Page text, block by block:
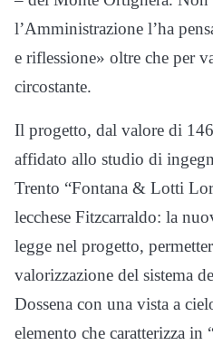
l’Amministrazione l’ha
e riflessione» oltre che per
circostante.
Il progetto, dal valore di
affidato allo studio di
Trento “Fontana & Lotti
lecchese Fitzcarraldo: la
legge nel progetto,
valorizzazione del sistema
Dossena con una vista a
elemento che caratterizza in